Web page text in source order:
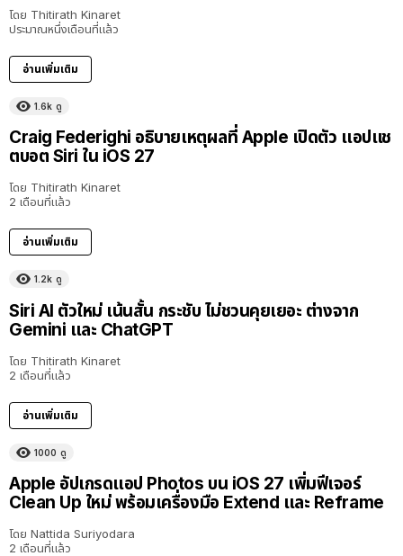
โดย Thitirath Kinaret
ประมาณหนึ่งเดือนที่แล้ว
อ่านเพิ่มเติม
1.6k ดู
Craig Federighi อธิบายเหตุผลที่ Apple เปิดตัว แอปแช
ตบอต Siri ใน iOS 27
โดย Thitirath Kinaret
2 เดือนที่แล้ว
อ่านเพิ่มเติม
1.2k ดู
Siri AI ตัวใหม่ เน้นสั้น กระชับ ไม่ชวนคุยเยอะ ต่างจาก
Gemini และ ChatGPT
โดย Thitirath Kinaret
2 เดือนที่แล้ว
อ่านเพิ่มเติม
1000 ดู
Apple อัปเกรดแอป Photos บน iOS 27 เพิ่มฟีเจอร์
Clean Up ใหม่ พร้อมเครื่องมือ Extend และ Reframe
โดย Nattida Suriyodara
2 เดือนที่แล้ว